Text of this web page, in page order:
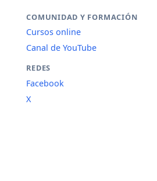
COMUNIDAD Y FORMACIÓN
Cursos online
Canal de YouTube
REDES
Facebook
X